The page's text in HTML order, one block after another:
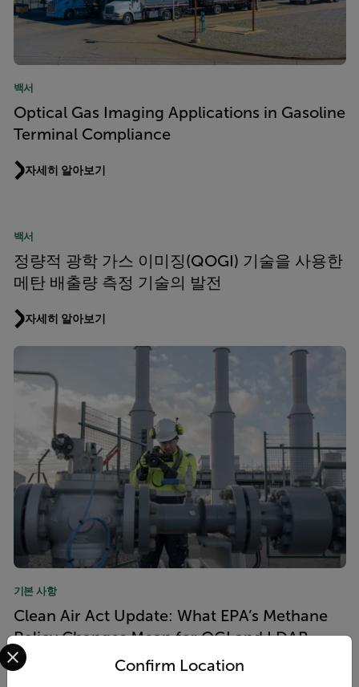
백서
Optical Gas Imaging Applications in Gasoline
Terminal Compliance
자세히 알아보기
백서
정량적 광학 가스 이미징(QOGI) 기술을 사용한
메탄 배출량 측정 기술의 발전
자세히 알아보기
기본 사항
Clean Air Act Update: What EPA’s Methane
Policy Changes Mean for OGI and LDAR
Programs
Confirm Location
Select your preferred country and language from the